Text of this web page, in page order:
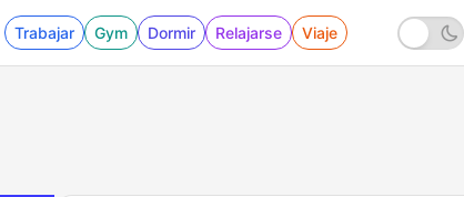
Trabajar Gym Dormir Relajarse Viaje